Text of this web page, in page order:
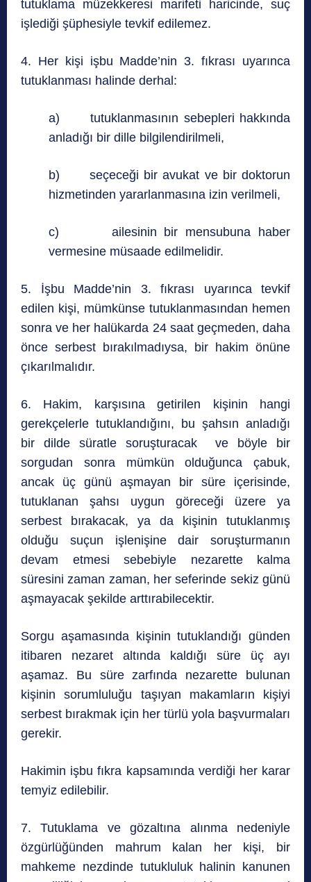
tutuklama müzekkeresi marifeti haricinde, suç
işlediği şüphesiyle tevkif edilemez.
4. Her kişi işbu Madde’nin 3. fıkrası uyarınca
tutuklanması halinde derhal:
a) tutuklanmasının sebepleri hakkında
anladığı bir dille bilgilendirilmeli,
b) seçeceği bir avukat ve bir doktorun
hizmetinden yararlanmasına izin verilmeli,
c) ailesinin bir mensubuna haber
vermesine müsaade edilmelidir.
5. İşbu Madde’nin 3. fıkrası uyarınca tevkif
edilen kişi, mümkünse tutuklanmasından hemen
sonra ve her halükarda 24 saat geçmeden, daha
önce serbest bırakılmadıysa, bir hakim önüne
çıkarılmalıdır.
6. Hakim, karşısına getirilen kişinin hangi
gerekçelerle tutuklandığını, bu şahsın anladığı
bir dilde süratle soruşturacak ve böyle bir
sorgudan sonra mümkün olduğunca çabuk,
ancak üç günü aşmayan bir süre içerisinde,
tutuklanan şahsı uygun göreceği üzere ya
serbest bırakacak, ya da kişinin tutuklanmış
olduğu suçun işlenişine dair soruşturmanın
devam etmesi sebebiyle nezarette kalma
süresini zaman zaman, her seferinde sekiz günü
aşmayacak şekilde arttırabilecektir.
Sorgu aşamasında kişinin tutuklandığı günden
itibaren nezaret altında kaldığı süre üç ayı
aşamaz. Bu süre zarfında nezarette bulunan
kişinin sorumluluğu taşıyan makamların kişiyi
serbest bırakmak için her türlü yola başvurmaları
gerekir.
Hakimin işbu fıkra kapsamında verdiği her karar
temyiz edilebilir.
7. Tutuklama ve gözaltına alınma nedeniyle
özgürlüğünden mahrum kalan her kişi, bir
mahkeme nezdinde tutukluluk halinin kanunen